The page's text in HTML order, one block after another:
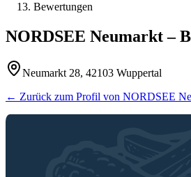
Bewertungen
NORDSEE Neumarkt –
Neumarkt 28, 42103 Wuppertal
← Zurück zum Profil von NORDSEE